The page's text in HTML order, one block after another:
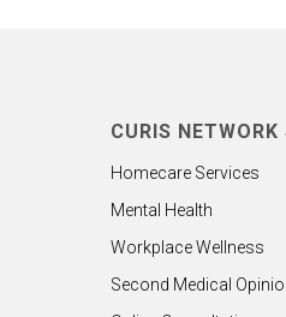
CURIS NETWORK
Homecare Services
Mental Health
Workplace Wellness
Second Medical